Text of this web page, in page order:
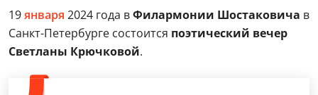
19января 2024 года вФилармонии Шостаковича в
Санкт-Петербурге состоится поэтический вечер
Светланы Крючковой.